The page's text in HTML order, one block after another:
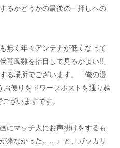
るかどうかの最後の一押しへの
無く年々アンテナが低くなって
竜鳳雛を括目して見るがよい!!」
る場所でございます。「俺の漫
便りをドワーフポストを通り越
ざいますです。
にマッチ人にお声掛けをするも
来なかった……』と、ガッカリ